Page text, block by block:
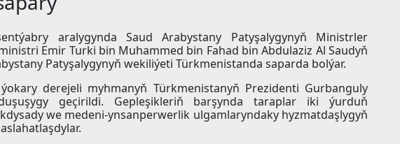
aralygynda Saud Arabystany Patyşalygynyň Ministrler
Emir Turki bin Muhammed bin Fahad bin Abdulaziz Al Saudyň
Patyşalygynyň wekiliýeti Türkmenistanda saparda bolýar.
derejeli myhmanyň Türkmenistanyň Prezidenti Gurbanguly
geçirildi. Gepleşikleriň barşynda taraplar iki ýurduň
we medeni-ynsanperwerlik ulgamlaryndaky hyzmatdaşlygyň